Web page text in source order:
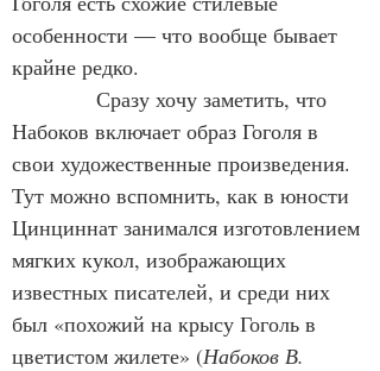
особенности — что вообще бывает
крайне редко.
Сразу хочу заметить, что
Набоков включает образ Гоголя в
свои художественные произведения.
Тут можно вспомнить, как в юности
Цинциннат занимался изготовлением
мягких кукол, изображающих
известных писателей, и среди них
был «похожий на крысу Гоголь в
цветистом жилете» (Набоков В.